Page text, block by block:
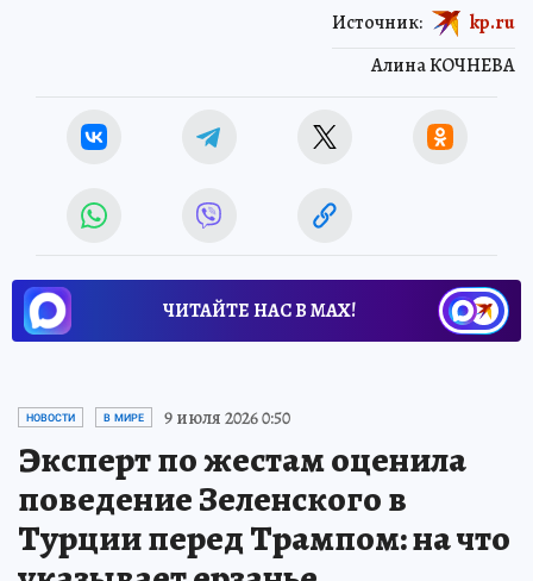
Алина КОЧНЕВА
Источник: kp.ru
ЧИТАЙТЕ НАС В МАХ!
НОВОСТИ В МИРЕ 9 июля 2026 0:50
Эксперт по жестам оценила
поведение Зеленского в
Турции перед Трампом: на что